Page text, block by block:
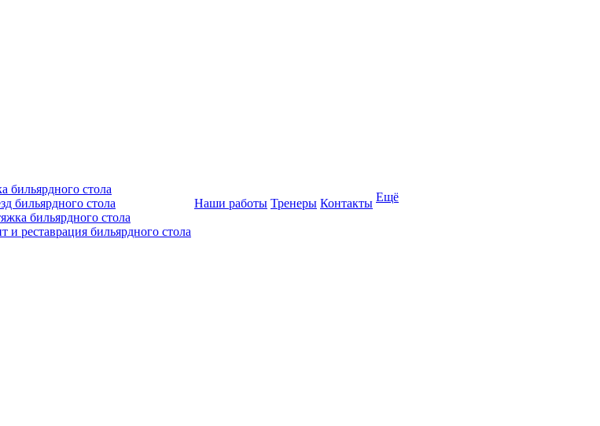
бильярдного стола
бильярдного стола
бильярдного стола
и реставрация бильярдного стола
Наши работы Тренеры Контакты Ещё